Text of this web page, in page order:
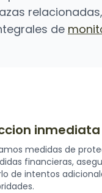
de
inmediata
medidas de
financieras,
de intentos